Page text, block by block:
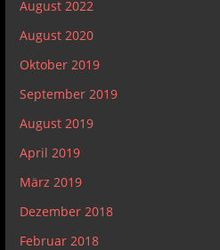
August 2022
August 2020
Oktober 2019
September 2019
August 2019
April 2019
März 2019
Dezember 2018
Februar 2018